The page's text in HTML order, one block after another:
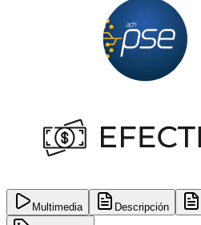
Multimedia Descripción